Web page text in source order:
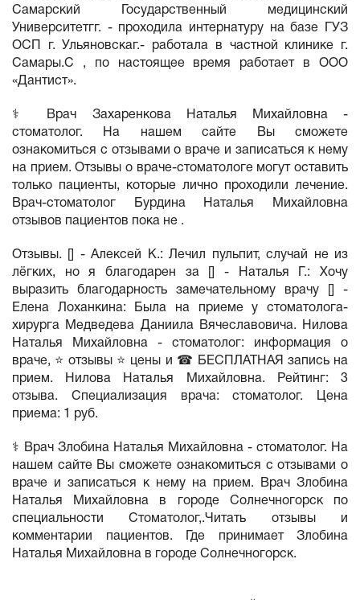
Самарский Государственный медицинский
Университетгг. - проходила интернатуру на базе ГУЗ
ОСП г. Ульяновскаг.- работала в частной клинике г.
Самары.С , по настоящее время работает в ООО
«Дантист».
⚕️ Врач Захаренкова Наталья Михайловна -
стоматолог. На нашем сайте Вы сможете
ознакомиться с отзывами о враче и записаться к нему
на прием. Отзывы о враче-стоматологе могут оставить
только пациенты, которые лично проходили лечение.
Врач-стоматолог Бурдина Наталья Михайловна
отзывов пациентов пока не .
Отзывы. [] - Алексей К.: Лечил пульпит, случай не из
лёгких, но я благодарен за [] - Наталья Г.: Хочу
выразить благодарность замечательному врачу [] -
Елена Лоханкина: Была на приеме у стоматолога-
хирурга Медведева Даниила Вячеславовича. Нилова
Наталья Михайловна - стоматолог: информация о
враче, ⭐ отзывы ⭐ цены и ☎ БЕСПЛАТНАЯ запись на
прием. Нилова Наталья Михайловна. Рейтинг: 3
отзыва. Специализация врача: стоматолог. Цена
приема: 1 руб.
⚕️ Врач Злобина Наталья Михайловна - стоматолог. На
нашем сайте Вы сможете ознакомиться с отзывами о
враче и записаться к нему на прием. Врач Злобина
Наталья Михайловна в городе Солнечногорск по
специальности Стоматолог,.Читать отзывы и
комментарии пациентов. Где принимает Злобина
Наталья Михайловна в городе Солнечногорск.